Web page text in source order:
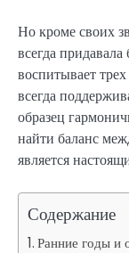
Но кроме своих
всегда
воспитывает
всегда
образец
найти баланс
является
Содержание
Ранние годы и